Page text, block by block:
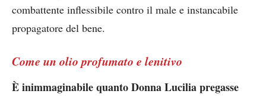
combattente inflessibile contro il male e instancabile
propagatore del bene.
Come un olio profumato e lenitivo
È inimmaginabile quanto Donna Lucilia pregasse